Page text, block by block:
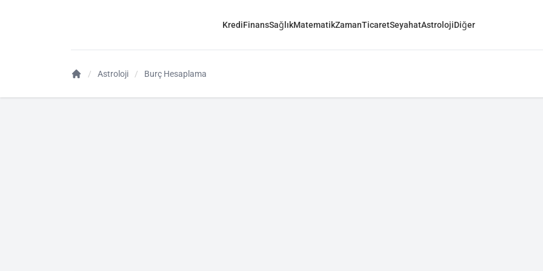
KrediFinansSağlıkMatematikZamanTicaretSeyahatAstrolojiDiğer
Astroloji Burç Hesaplama